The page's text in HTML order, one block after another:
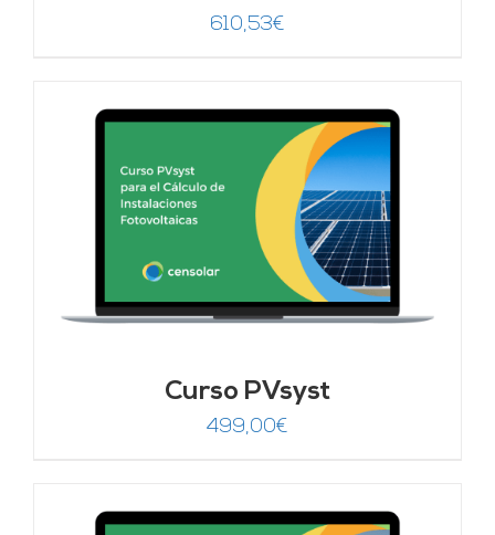
610,53€
Curso PVsyst
499,00€